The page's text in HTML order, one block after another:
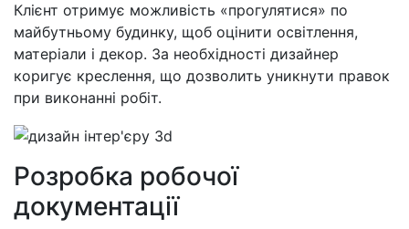
Клієнт отримує можливість «прогулятися» по
майбутньому будинку, щоб оцінити освітлення,
матеріали і декор. За необхідності дизайнер
коригує креслення, що дозволить уникнути правок
при виконанні робіт.
Розробка робочої
документації